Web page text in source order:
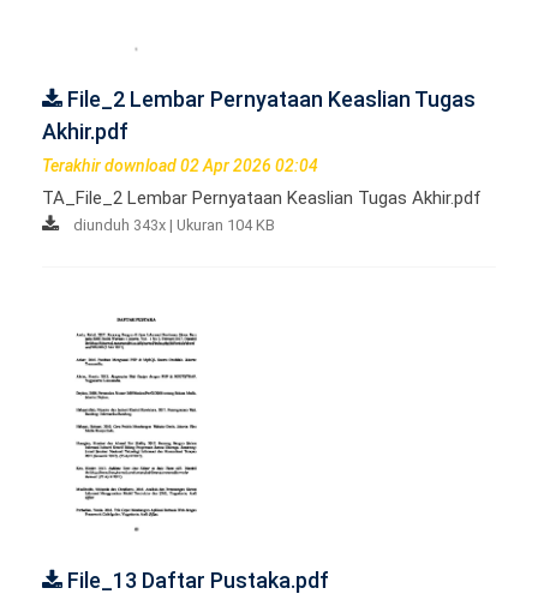
File_2 Lembar Pernyataan Keaslian Tugas
Akhir.pdf
Terakhir download 02 Apr 2026 02:04
TA_File_2 Lembar Pernyataan Keaslian Tugas Akhir.pdf
diunduh 343x | Ukuran 104 KB
File_13 Daftar Pustaka.pdf